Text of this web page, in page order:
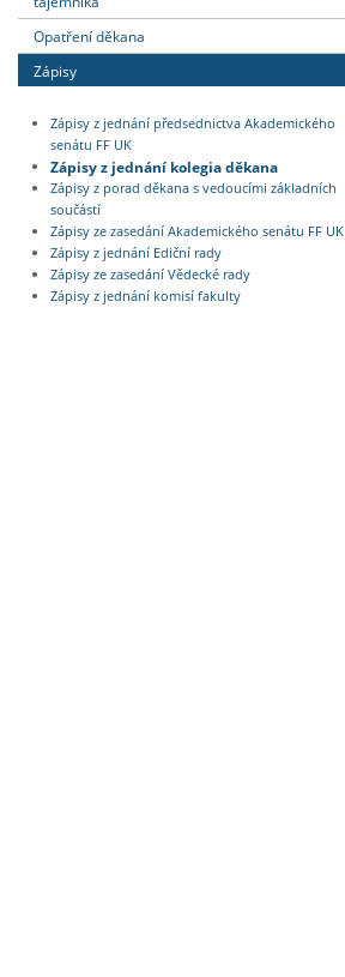
Opatření děkana
Zápisy
Zápisy z jednání předsednictva Akademického
senátu FF UK
Zápisy z jednání kolegia děkana
Zápisy z porad děkana s vedoucími základních
součástí
Zápisy ze zasedání Akademického senátu FF UK
Zápisy z jednání Ediční rady
Zápisy ze zasedání Vědecké rady
Zápisy z jednání komisí fakulty